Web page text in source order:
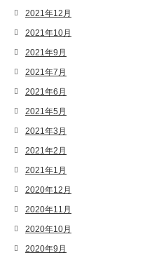
2021年12月
2021年10月
2021年9月
2021年7月
2021年6月
2021年5月
2021年3月
2021年2月
2021年1月
2020年12月
2020年11月
2020年10月
2020年9月